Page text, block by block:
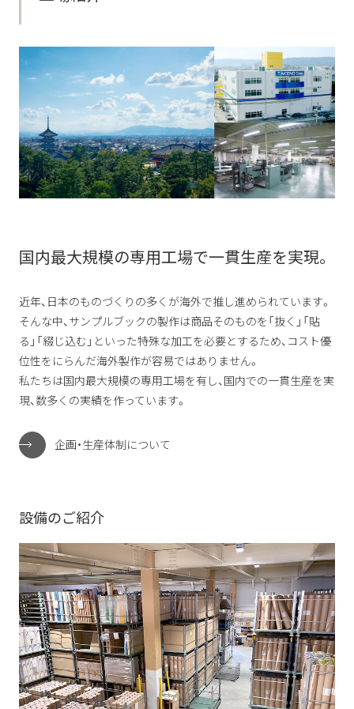
国内最大規模の専用工場で一貫生産を実現。
近年、日本のものづくりの多くが海外で推し進められています。
そんな中、サンプルブックの製作は商品そのものを「抜く」「貼
る」「綴じ込む」といった特殊な加工を必要とするため、コスト優
位性をにらんだ海外製作が容易ではありません。
私たちは国内最大規模の専用工場を有し、国内での一貫生産を実
現、数多くの実績を作っています。
企画・生産体制について
設備のご紹介